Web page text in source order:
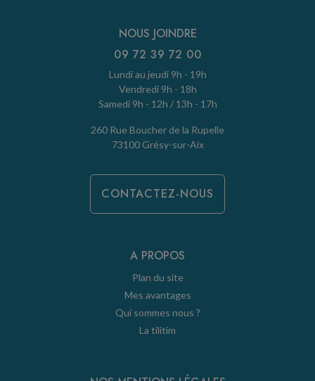
NOUS JOINDRE
09 72 39 72 00
Lundi au jeudi 9h - 19h
Vendredi 9h - 18h
Samedi 9h - 12h / 13h - 17h
260 Rue Boucher de la Rupelle
73100 Grésy-sur-Aix
CONTACTEZ-NOUS
A PROPOS
Plan du site
Mes avantages
Qui sommes nous ?
La tilitim